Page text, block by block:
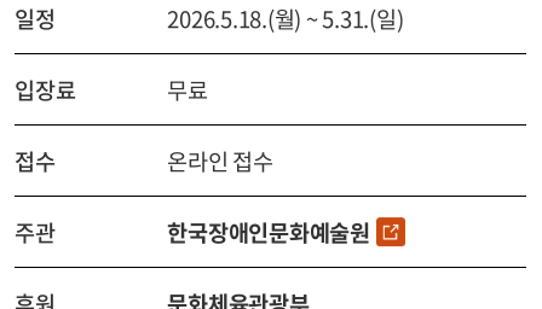
일정 2026.5.18.(월) ~ 5.31.(일)
입장료 무료
접수 온라인 접수
주관 한국장애인문화예술원